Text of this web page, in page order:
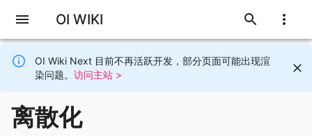
OI WIKI
OI Wiki Next 目前不再活跃开发，部分页面可能出现渲
染问题。 访问主站 >
离散化